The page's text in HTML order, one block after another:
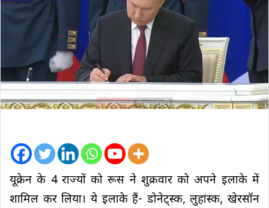
यूक्रेन के 4 राज्यों को रूस ने शुक्रवार को अपने इलाके में
शामिल कर लिया। ये इलाके हैं- डोनेट्स्क, लुहांस्क, खेरसॉन